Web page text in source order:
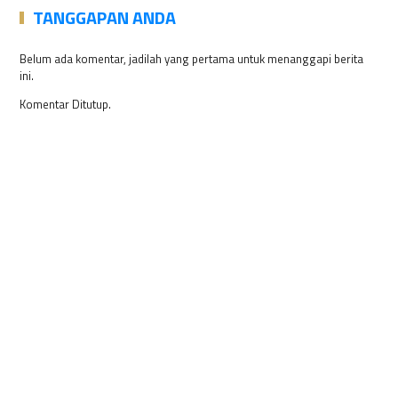
TANGGAPAN ANDA
Belum ada komentar, jadilah yang pertama untuk menanggapi berita
ini.
Komentar Ditutup.